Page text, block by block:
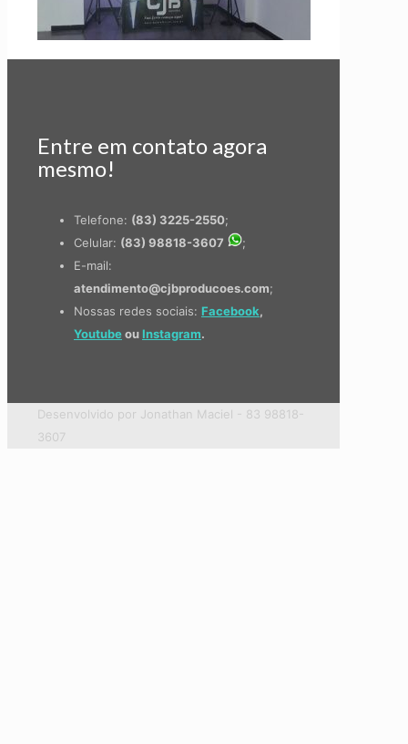
Entre em contato agora
mesmo!
Telefone: (83) 3225-2550;
Celular: (83) 98818-3607
;
E-mail:
atendimento@cjbproducoes.com;
Nossas redes sociais: Facebook,
Youtubeou Instagram.
Desenvolvido por Jonathan Maciel - 83 98818-
3607